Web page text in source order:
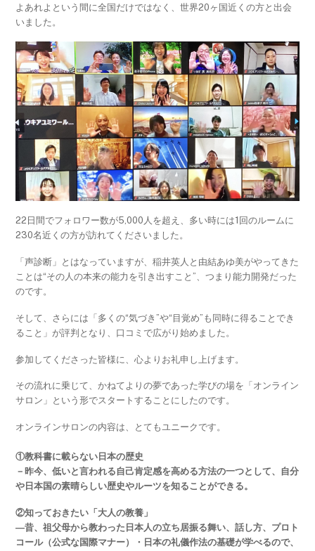
よあれよという間に全国だけではなく、世界20ヶ国近くの方と出会
いました。
22日間でフォロワー数が5,000人を超え、多い時には1回のルームに
230名近くの方が訪れてくださいました。
「声診断」とはなっていますが、稲井英人と由結あゆ美がやってきた
ことは“その人の本来の能力を引き出すこと”、つまり能力開発だった
のです。
そして、さらには「多くの“気づき”や“目覚め”も同時に得ることでき
ること」が評判となり、口コミで広がり始めました。
参加してくださった皆様に、心よりお礼申し上げます。
その流れに乗じて、かねてよりの夢であった学びの場を「オンライン
サロン」という形でスタートすることにしたのです。
オンラインサロンの内容は、とてもユニークです。
①教科書に載らない日本の歴史
－昨今、低いと言われる自己肯定感を高める方法の一つとして、自分
や日本国の素晴らしい歴史やルーツを知ることができる。
②知っておきたい「大人の教養」
―昔、祖父母から教わった日本人の立ち居振る舞い、話し方、プロト
コール（公式な国際マナー）・日本の礼儀作法の基礎が学べるので、